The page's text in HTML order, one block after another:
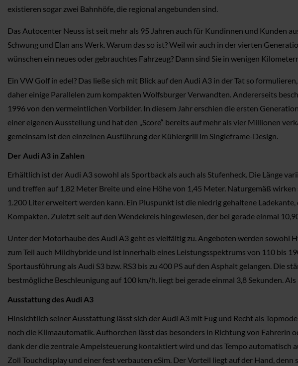
existieren sogar zwei Bahnhöfe, die regional angebunden sind.
Das Autocenter Neuss ist seit mehr als 95 Jahren auch für Kundinnen und Kunden
Schwung und Elan ans Werk. Warum das so ist? Weil wir auch in der vierten
wünschen ein neues oder gebrauchtes Fahrzeug? Dann sind Sie in wenigen
Ein VW Golf in edel? Das ließe sich mit Blick auf den Audi A3 in der Tat so
daher einige Parallelen zum kompakten Wolfsburger Verwandten. Andererseits
1996 von den vermeintlichen Vorbilder. In diesem Jahr erschien die ersten
einer eigenen Ausstellung und hat den „Score“ bereits auf mehr als vier Millionen
gemeinsam ist den einzelnen Ausführung der Kühlergrill im Singleframe-Design.
Der Audi A3 in Zahlen
Erhältlich ist der Audi A3 sowohl als Sportback als auch als Stufenheck. Die Länge
und treffen auf 1,82 Meter Breite und eine Höhe von 1,45 Meter. Naturgemäß
1.200 Liter erweitert werden kann. Ein Pluspunkt ist die niedrig gehaltene
Kompakten. Zuletzt seit auf den Wendekreis hingewiesen, der bei gerade einmal
Unter der Motorhaube des Audi A3 geht es vielfältig zu. Angeboten werden sowohl
zum Teil auch Mildhybride und ist innerhalb eines Leistungsspektrums von 110 bis
Sportausführung als Audi S3 bzw. RS3 bis zu 400 PS auf den Asphalt gelangen.
bestmögliche Beschleunigung auf 100 km/h. liegt bei gerade einmal 3,8 Sekunden.
Ausstattung des Audi A3
Hinsichtlich seiner Ausstattung lässt sich der Audi A3 mit Fug und Recht als
noch die Klimaautomatik. Aufhorchen lässt das besonders in Richtung von
dank der die zentrale Ampelsteuerung kontaktiert wird und das Tempo automatisch
Zoll Touchdisplay und einer fest verbauten eSim. Der Vorteil liegt auf der Hand,